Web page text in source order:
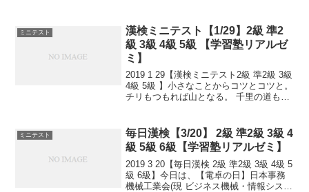
た1950(昭和25)年に...
ミニテスト
漢検ミニテスト【1/29】2級 準2
級 3級 4級 5級 【学習塾リアルゼ
ミ】
2019 1 29【漢検ミニテスト2級 準2級 3級
4級 5級 】小さなことからコツとコツと。
チリもつもれば山となる。 千里の道も一
熟語問題などの出来具合が合...
ミニテスト
毎日漢検【3/20】 2級 準2級 3級 4
級 5級 6級【学習塾リアルゼミ】
2019 3 20【毎日漢検 2級 準2級 3級 4級 5
級 6級】今日は、【電卓の日】日本事務
機械工業会(現 ビジネス機械・情報システ